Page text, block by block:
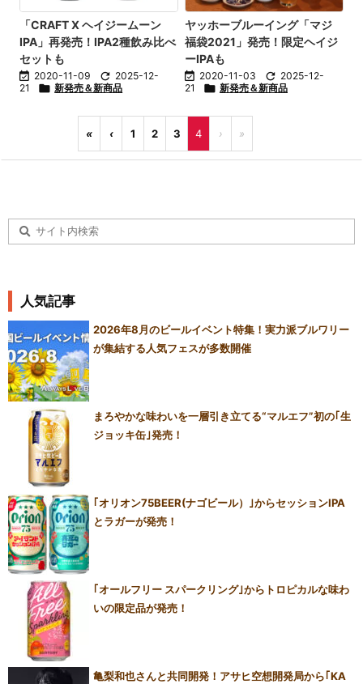
「CRAFT X ヘイジームーン
IPA」再発売！IPA2種飲み比べ
セットも
 2020-11-09  2025-12-
21
 新発売＆新商品
ヤッホーブルーイング「マジ
福袋2021」発売！限定ヘイジ
ーIPAも
 2020-11-03  2025-12-
21
 新発売＆新商品
« ‹ 1 2 3 4 › »
人気記事
2026年8月のビールイベント特集！実力派ブルワリー
が集結する人気フェスが多数開催
まろやかな味わいを一層引き立てる“マルエフ”初の｢生
ジョッキ缶｣発売！
｢オリオン75BEER(ナゴビール）｣からセッションIPA
とラガーが発売！
｢オールフリー スパークリング｣からトロピカルな味わ
いの限定品が発売！
亀梨和也さんと共同開発！アサヒ空想開発局から｢KA